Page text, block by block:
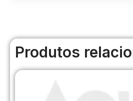
Produtos